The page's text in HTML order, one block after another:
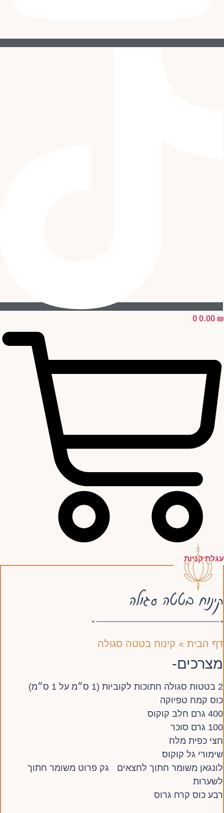
0.00 ₪
0
עגלת קניות
קינוח בטטה סגולה
דף הבית » קינוח בטטה סגולה
מצרכים-
2 בטטות סגולה חתוכות לקוביות (1 ס״מ על 1 ס״מ)
כוס קמח טפיוקה
400 גרם חלב קוקוס
100 גרם סוכר
חצי כפית מלח
שימורי גל קוקוס
לונגאן משומר חתוך לחצאים גק פרוט משומר חתוך
לשערות
רבע כוס קרח גרוס